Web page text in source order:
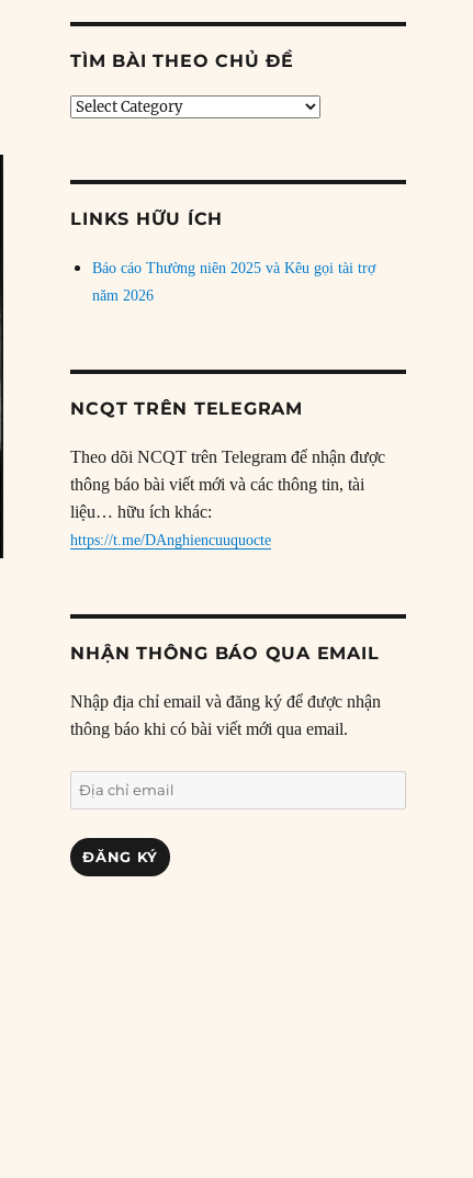
TÌM BÀI THEO CHỦ ĐỀ
Tìm
LINKS HỮU ÍCH
Báo cáo Thường niên 2025 và Kêu gọi tài trợ
năm 2026
NCQT TRÊN TELEGRAM
Theo dõi NCQT trên Telegram để nhận được
thông báo bài viết mới và các thông tin, tài
liệu… hữu ích khác:
https://t.me/DAnghiencuuquocte
NHẬN THÔNG BÁO QUA EMAIL
Nhập địa chỉ email và đăng ký để được nhận
thông báo khi có bài viết mới qua email.
Địa
chỉ
email
ĐĂNG KÝ